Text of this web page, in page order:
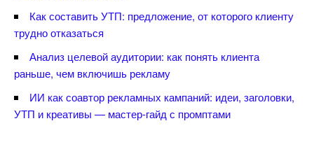
Как составить УТП: предложение, от которого клиенту
трудно отказаться
Анализ целевой аудитории: как понять клиента
раньше, чем включишь рекламу
ИИ как соавтор рекламных кампаний: идеи, заголовки,
УТП и креативы — мастер-гайд с промптами